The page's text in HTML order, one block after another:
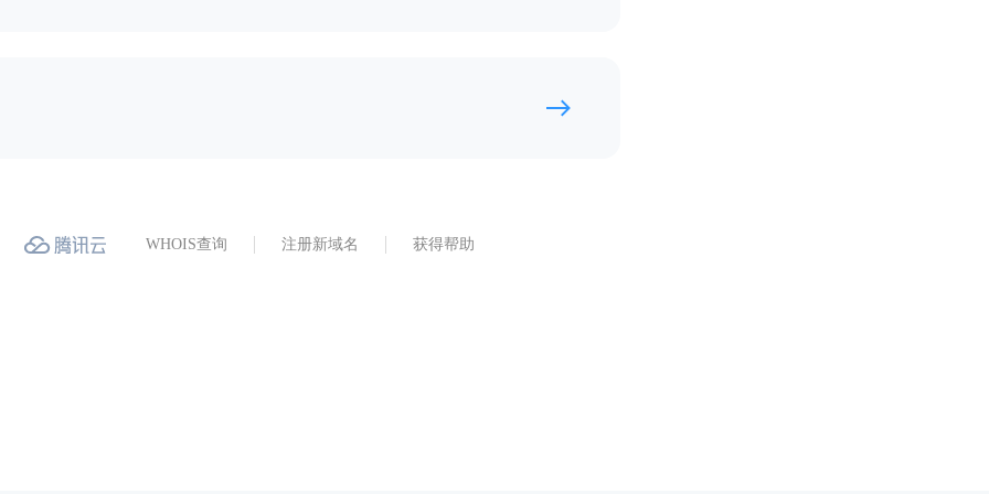
WHOIS查询 注册新域名 获得帮助